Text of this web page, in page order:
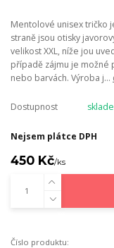
Mentolové unisex tričko
straně jsou otisky
velikost XXL, níže jou
případě zájmu je možné
nebo barvách. Výroba j...
Dostupnost
Nejsem plátce DPH
450 Kč/ks
Číslo produktu: